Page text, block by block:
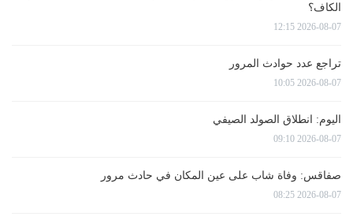
الكاف؟
2026-08-07 12:15
تراجع عدد حوادث المرور
2026-08-07 10:05
اليوم: انطلاق الصولد الصيفي
2026-08-07 09:10
صفاقس: وفاة شاب على عين المكان في حادث مرور
2026-08-07 08:25